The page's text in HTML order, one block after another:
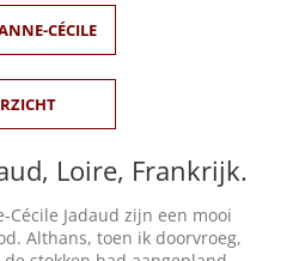
CÉCILE
Loire, Frankrijk.
Cécile Jadaud zijn een mooi
Althans, toen ik doorvroeg,